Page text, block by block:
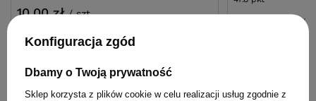
10,00 zł / szt.
Do koszyka
Najniższa cena
wprowadzeniem
Konfiguracja zgód
Dbamy o Twoją prywatność
Sklep korzysta z plików cookie w celu realizacji usług zgodnie z